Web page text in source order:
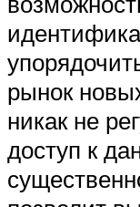
рынок
никак не
доступ к